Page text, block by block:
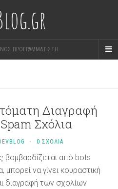
ΠΡΟΓΡΑΜΜΑΤΙΣΤΗ
Διαγραφή
Σχόλια
· 0 ΣΧΟΛΙΑ
βομβαρδίζεται από bots
να γίνει κουραστική
διαγραφή των σχολίων